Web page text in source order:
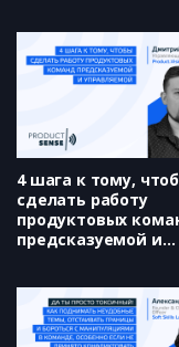
4 шага к тому,
сделать работу
продуктовых
предсказуемой и